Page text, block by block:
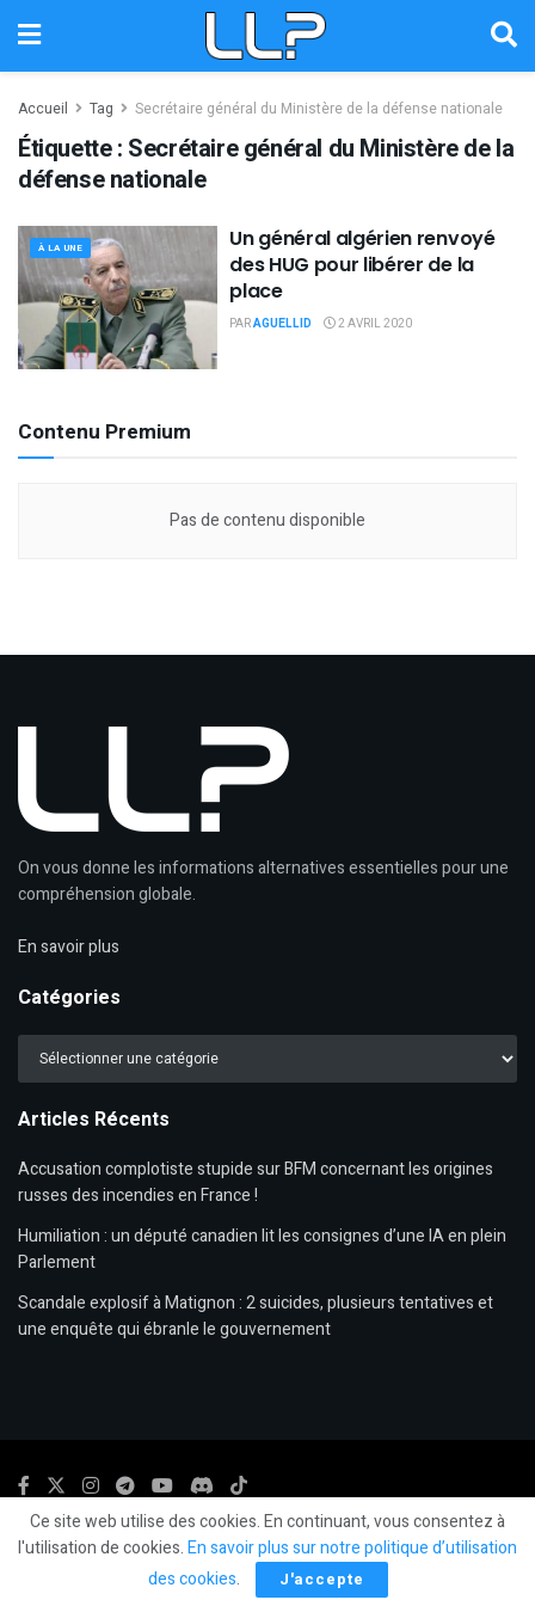
Accueil Tag Secrétaire général du Ministère de la défense nationale
Étiquette : Secrétaire général du Ministère de la
défense nationale
À LA UNE
Un général algérien renvoyé
des HUG pour libérer de la
place
PARAGUELLID 2 AVRIL 2020
Contenu Premium
Pas de contenu disponible
On vous donne les informations alternatives essentielles pour une
compréhension globale.
En savoir plus
Catégories
Catégories
Articles Récents
Accusation complotiste stupide sur BFM concernant les origines
russes des incendies en France !
Humiliation : un député canadien lit les consignes d’une IA en plein
Parlement
Scandale explosif à Matignon : 2 suicides, plusieurs tentatives et
une enquête qui ébranle le gouvernement
© 2024LLP - LeLibrePenseur.org et Les Editions Fiat Lux-Mentions légales.
Social Media Auto PublishPowered By :XYZScripts.com
Ce site web utilise des cookies. En continuant, vous consentez à
l'utilisation de cookies.En savoir plus sur notre politique d’utilisation
des cookies. J'accepte